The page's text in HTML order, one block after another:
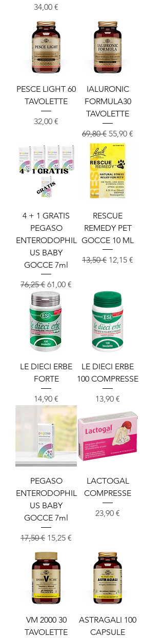
Cena
34,00 €
PESCE LIGHT 60
TAVOLETTE
Cena
32,00 €
IALURONIC
FORMULA30
TAVOLETTE
Redna cena
69,80 € Cena na
55,90 €
4 + 1 GRATIS
PEGASO
ENTERODOPHIL
US BABY
GOCCE 7ml
Redna cena
76,25 € Cena na razprodaji
61,00 €
RESCUE
REMEDY PET
GOCCE 10 ML
Redna cena
13,50 € Cena na
12,15 €
LE DIECI ERBE
FORTE
Cena
14,90 €
LE DIECI ERBE
100 COMPRESSE
Cena
13,90 €
PEGASO
ENTERODOPHIL
US BABY
GOCCE 7ml
Redna cena
17,50 € Cena na razprodaji
15,25 €
LACTOGAL
COMPRESSE
Cena
23,90 €
VM 2000 30
TAVOLETTE
ASTRAGALI 100
CAPSULE